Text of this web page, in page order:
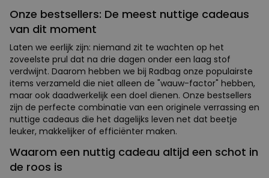
Onze bestsellers: De meest nuttige cadeaus
van dit moment
Laten we eerlijk zijn: niemand zit te wachten op het
zoveelste prul dat na drie dagen onder een laag stof
verdwijnt. Daarom hebben we bij Radbag onze populairste
items verzameld die niet alleen de "wauw-factor" hebben,
maar ook daadwerkelijk een doel dienen. Onze bestsellers
zijn de perfecte combinatie van een originele verrassing en
nuttige cadeaus die het dagelijks leven net dat beetje
leuker, makkelijker of efficiënter maken.
Waarom een nuttig cadeau altijd een schot in
de roos is